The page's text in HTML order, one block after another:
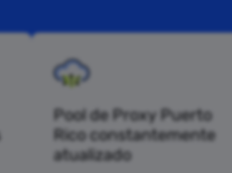
Pool de Proxy Puerto
Rico constantemente
atualizado